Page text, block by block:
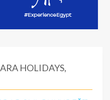
HOLIDAYS,